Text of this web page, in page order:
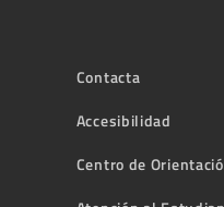
Contacta
Accesibilidad
Centro de